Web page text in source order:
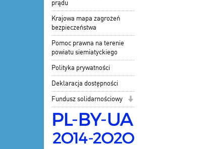
prądu
Krajowa mapa zagrożeń
bezpieczeństwa
Pomoc prawna na terenie
powiatu siemiatyckiego
Polityka prywatności
Deklaracja dostępności
Fundusz solidarnościowy